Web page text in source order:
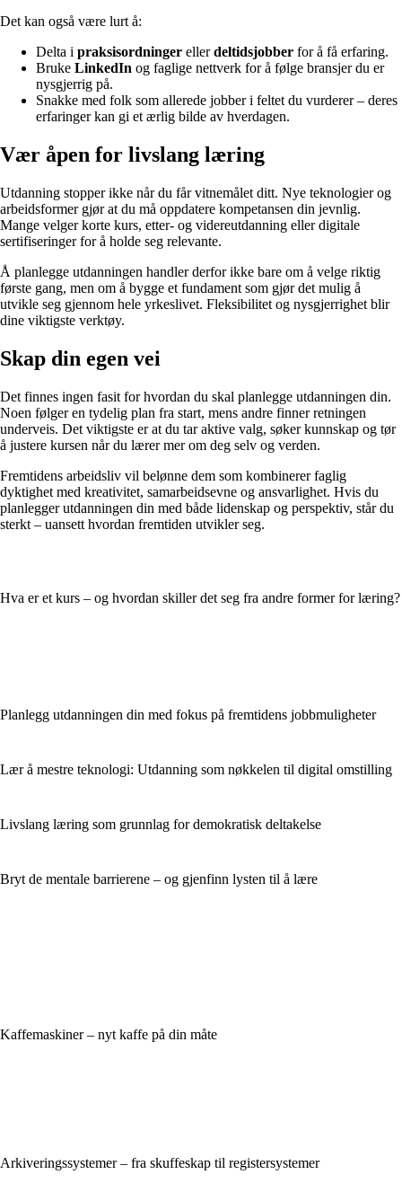
Det kan også være lurt å:
Delta i praksisordninger ellerdeltidsjobber for å få erfaring.
Bruke LinkedIn og faglige nettverk for å følge bransjer du er
nysgjerrig på.
Snakke med folk som allerede jobber i feltet du vurderer – deres
erfaringer kan gi et ærlig bilde av hverdagen.
Vær åpen for livslang læring
Utdanning stopper ikke når du får vitnemålet ditt. Nye teknologier og
arbeidsformer gjør at du må oppdatere kompetansen din jevnlig.
Mange velger korte kurs, etter- og videreutdanning eller digitale
sertifiseringer for å holde seg relevante.
Å planlegge utdanningen handler derfor ikke bare om å velge riktig
første gang, men om å bygge et fundament som gjør det mulig å
utvikle seg gjennom hele yrkeslivet. Fleksibilitet og nysgjerrighet blir
dine viktigste verktøy.
Skap din egen vei
Det finnes ingen fasit for hvordan du skal planlegge utdanningen din.
Noen følger en tydelig plan fra start, mens andre finner retningen
underveis. Det viktigste er at du tar aktive valg, søker kunnskap og tør
å justere kursen når du lærer mer om deg selv og verden.
Fremtidens arbeidsliv vil belønne dem som kombinerer faglig
dyktighet med kreativitet, samarbeidsevne og ansvarlighet. Hvis du
planlegger utdanningen din med både lidenskap og perspektiv, står du
sterkt – uansett hvordan fremtiden utvikler seg.
Hva er et kurs – og hvordan skiller det seg fra andre former for læring?
Planlegg utdanningen din med fokus på fremtidens jobbmuligheter
Lær å mestre teknologi: Utdanning som nøkkelen til digital omstilling
Livslang læring som grunnlag for demokratisk deltakelse
Bryt de mentale barrierene – og gjenfinn lysten til å lære
Kaffemaskiner – nyt kaffe på din måte
Arkiveringssystemer – fra skuffeskap til registersystemer